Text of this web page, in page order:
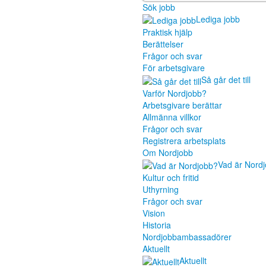
Sök jobb
Lediga jobb
Praktisk hjälp
Berättelser
Frågor och svar
För arbetsgivare
Så går det till
Varför Nordjobb?
Arbetsgivare berättar
Allmänna villkor
Frågor och svar
Registrera arbetsplats
Om Nordjobb
Vad är
Kultur och fritid
Uthyrning
Frågor och svar
Vision
Historia
Nordjobbambassadörer
Aktuellt
Aktuellt